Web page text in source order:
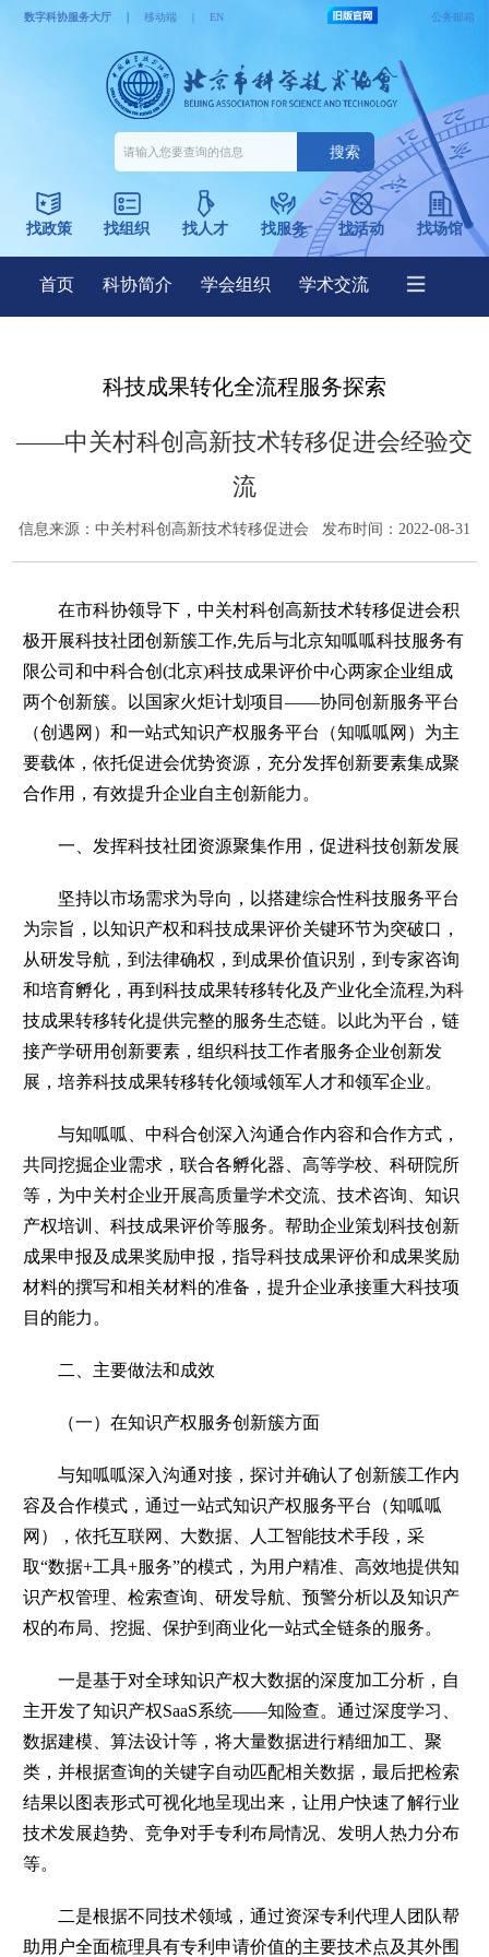
科技成果转化全流程服务探索
——中关村科创高新技术转移促进会经验交
流
信息来源： 中关村科创高新技术转移促进会 发布时间：2022-08-31
在市科协领导下，中关村科创高新技术转移促进会积
极开展科技社团创新簇工作,先后与北京知呱呱科技服务有
限公司和中科合创(北京)科技成果评价中心两家企业组成
两个创新簇。以国家火炬计划项目——协同创新服务平台
（创遇网）和一站式知识产权服务平台（知呱呱网）为主
要载体，依托促进会优势资源，充分发挥创新要素集成聚
合作用，有效提升企业自主创新能力。
一、发挥科技社团资源聚集作用，促进科技创新发展
坚持以市场需求为导向，以搭建综合性科技服务平台
为宗旨，以知识产权和科技成果评价关键环节为突破口，
从研发导航，到法律确权，到成果价值识别，到专家咨询
和培育孵化，再到科技成果转移转化及产业化全流程,为科
技成果转移转化提供完整的服务生态链。以此为平台，链
接产学研用创新要素，组织科技工作者服务企业创新发
展，培养科技成果转移转化领域领军人才和领军企业。
与知呱呱、中科合创深入沟通合作内容和合作方式，
共同挖掘企业需求，联合各孵化器、高等学校、科研院所
等，为中关村企业开展高质量学术交流、技术咨询、知识
产权培训、科技成果评价等服务。帮助企业策划科技创新
成果申报及成果奖励申报，指导科技成果评价和成果奖励
材料的撰写和相关材料的准备，提升企业承接重大科技项
目的能力。
二、主要做法和成效
（一）在知识产权服务创新簇方面
与知呱呱深入沟通对接，探讨并确认了创新簇工作内
容及合作模式，通过一站式知识产权服务平台（知呱呱
网），依托互联网、大数据、人工智能技术手段，采
取“数据+工具+服务”的模式，为用户精准、高效地提供知
识产权管理、检索查询、研发导航、预警分析以及知识产
权的布局、挖掘、保护到商业化一站式全链条的服务。
一是基于对全球知识产权大数据的深度加工分析，自
主开发了知识产权SaaS系统——知险查。通过深度学习、
数据建模、算法设计等，将大量数据进行精细加工、聚
类，并根据查询的关键字自动匹配相关数据，最后把检索
结果以图表形式可视化地呈现出来，让用户快速了解行业
技术发展趋势、竞争对手专利布局情况、发明人热力分布
等。
二是根据不同技术领域，通过资深专利代理人团队帮
助用户全面梳理具有专利申请价值的主要技术点及其外围